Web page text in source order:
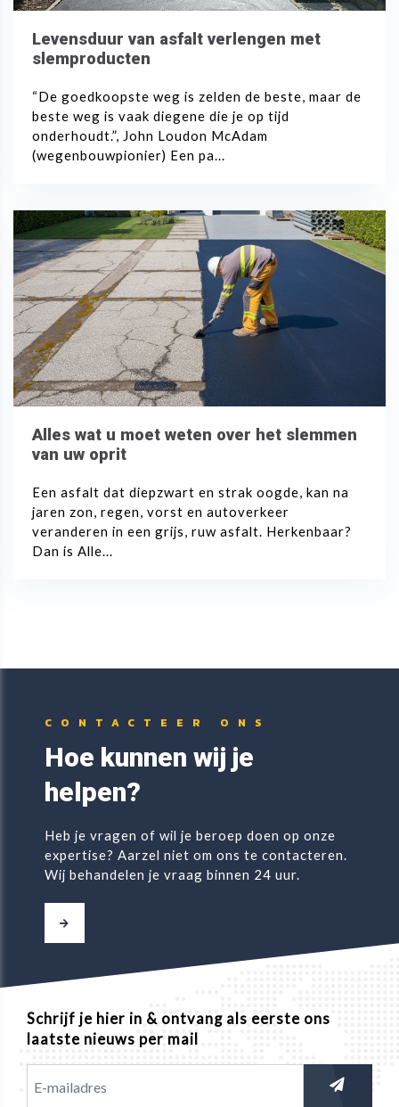
Levensduur van asfalt verlengen met
slemproducten
“De goedkoopste weg is zelden de beste, maar de
beste weg is vaak diegene die je op tijd
onderhoudt.”, John Loudon McAdam
(wegenbouwpionier) Een pa...
Alles wat u moet weten over het slemmen
van uw oprit
Een asfalt dat diepzwart en strak oogde, kan na
jaren zon, regen, vorst en autoverkeer
veranderen in een grijs, ruw asfalt. Herkenbaar?
Dan is Alle...
CONTACTEER ONS
Hoe kunnen wij je
helpen?
Heb je vragen of wil je beroep doen op onze
expertise? Aarzel niet om ons te contacteren.
Wij behandelen je vraag binnen 24 uur.
Schrijf je hier in & ontvang als eerste ons
laatste nieuws per mail